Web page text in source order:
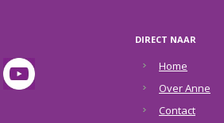
DIRECT NAAR
Home
Over Anne
Contact